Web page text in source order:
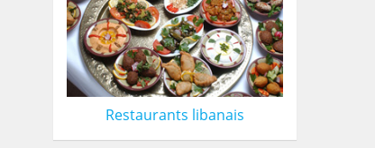
Restaurants libanais